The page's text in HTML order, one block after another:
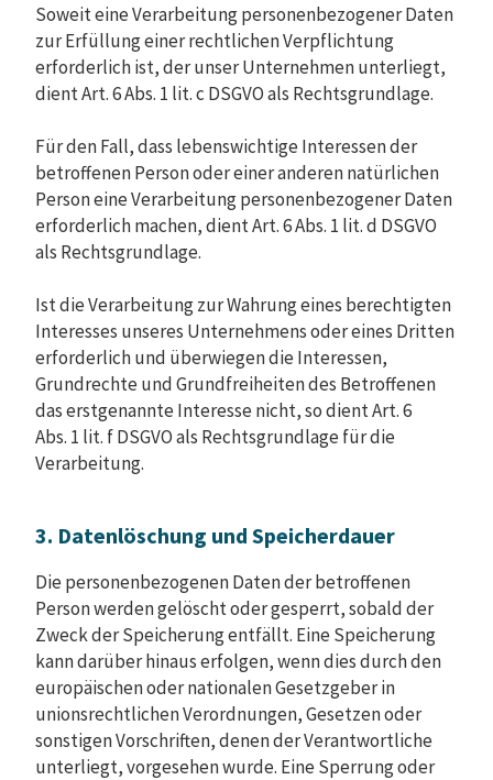
Soweit eine Verarbeitung personenbezogener Daten
zur Erfüllung einer rechtlichen Verpflichtung
erforderlich ist, der unser Unternehmen unterliegt,
dient Art. 6 Abs. 1 lit. c DSGVO als Rechtsgrundlage.
Für den Fall, dass lebenswichtige Interessen der
betroffenen Person oder einer anderen natürlichen
Person eine Verarbeitung personenbezogener Daten
erforderlich machen, dient Art. 6 Abs. 1 lit. d DSGVO
als Rechtsgrundlage.
Ist die Verarbeitung zur Wahrung eines berechtigten
Interesses unseres Unternehmens oder eines Dritten
erforderlich und überwiegen die Interessen,
Grundrechte und Grundfreiheiten des Betroffenen
das erstgenannte Interesse nicht, so dient Art. 6
Abs. 1 lit. f DSGVO als Rechtsgrundlage für die
Verarbeitung.
3. Datenlöschung und Speicherdauer
Die personenbezogenen Daten der betroffenen
Person werden gelöscht oder gesperrt, sobald der
Zweck der Speicherung entfällt. Eine Speicherung
kann darüber hinaus erfolgen, wenn dies durch den
europäischen oder nationalen Gesetzgeber in
unionsrechtlichen Verordnungen, Gesetzen oder
sonstigen Vorschriften, denen der Verantwortliche
unterliegt, vorgesehen wurde. Eine Sperrung oder